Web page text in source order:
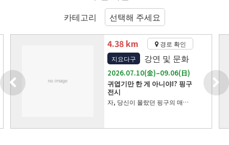
카테고리
4.38 km
경로 확인
지요다구
강연 및 문화
2026.07.10(金)–09.06(日)
귀엽기만 한 게 아니야!? 핑구
전시
자, 당신이 몰랐던 핑구의 매력을 만나러 가요! YURAKUCHO MUSEUM에서 ‘귀엽기만 한 게 아니라고!? 핑구전’이 개최됩니다. 전 세계가 사랑하는 클레이 애니메이션 ‘핑구’의 매력을 소중한 자료와 체험형 전시를 통해 즐길 수 있는 전시입니다. ‘핑구’는 스위스의 영화감독 Otmar Gutmann가 1980년에 클레이 애니메이션으로 탄생시킨 작품입니다. 펭귄 소년 핑구와 친구들이 펼치는 따뜻하고 유머러스한 이야기는 전 세계에서 사랑받아 왔습니다. 이번 전시는 “놀이공원”을 주제로, 실제 애니메이션 제작에 사용된 소중한 클레이 모델과 초기 스튜디오 기록, 콘티 등 제작 자료를 선보입니다. 핑구의 풍부한 표정, 클레이 특유의 독특한 움직임과 형태, 신기하게 마음이 전해지는 “핑구어” 등, 지금까지 알지 못했던 핑구의 매력을 보고, 만지고, 체험하며 즐길 수 있습니다. 전시는 2026년 7월 10일(금)부터 9월 6일(일)까지. 장소는 도쿄 유라쿠초의 YURAKUCHO MUSEUM입니다. 기간 중에는 휴관 없이 운영하며, 일반 관람 시간은 10:00–18:00, 최종 입장은 17:30입니다. 토·일·공휴일과 7월 10일(금), 8월 10일(월)~14일(금)에는 20:00까지 개관하며, 최종 입장은 19:30입니다. 전시 하이라이트 소중한 클레이 모델과 제작 자료 전시 실제 애니메이션 제작에 사용된 클레이 모델을 비롯해 초기 스튜디오 기록과 콘티 등 귀중한 제작 자료를 전시합니다. 스톱모션 애니메이션만의 섬세한 수작업과 핑구의 세계가 탄생하기까지의 과정을 가까이에서 느낄 수 있습니다. ‘귀엽기만 한 게 아니라고!?’ 핑구의 다채로운 매력 체험 이번 전시는 놀이와 체험을 즐길 수 있는 체험형 전시도 풍성하게 마련했습니다. 희로애락이 전해지는 풍부한 표정, 클레이 애니메이션 특유의 독특한 움직임, 신기하게 감정이 전해지는 “핑구어” 등, 체험을 통해 핑구의 깊은 매력을 맛볼 수 있습니다. 미니어처 사진가·‘미타테’ 작가 다나카 타츠야와의 컬래버레이션 이번 전시는 미니어처 사진가이자 ‘미타테’ 작가인 다나카 타츠야와의 협업도 진행됩니다. 그동안 SNS에서 공개된 핑구 작품 3점을 처음으로 전시하며, 본 전시를 위해 제작되는 신작도 현장에서 선보일 예정입니다. 유쾌한 놀이 감성의 미니어처 표현을 통해 핑구의 새로운 세계를 즐길 수 있습니다. “놀이공원”을 테마로 한 즐거운 전시 공간 전시의 테마는 “놀이공원”입니다. 아이부터 어른까지 모두 즐길 수 있는 분위기 속에서, 핑구의 히스토리와 등장 캐릭터, 작품의 원점을 만나볼 수 있습니다. 향수를 느끼는 분께도, 처음 핑구를 만나는 분께도 추천합니다. 핑구란? ‘핑구’는 스위스에서 탄생한 스톱모션 애니메이션입니다. 1980년에 원형이 되는 테스트 필름이 제작된 이후, 2025년에 45주년을 맞이했습니다. 1990년 이후 TV 시리즈는 전 세계 155개 이상 국가와 지역에서 방영되었으며, 따뜻하고 유머러스한 이야기로 전 세계의 사랑을 받고 있습니다. 이런 분께 추천 핑구를 좋아하는 분, 부모와 아이가 함께 즐길 수 있는 전시를 찾는 분, 클레이 애니메이션이나 캐릭터 전시에 관심 있는 분께 추천합니다. 귀여움에 그치지 않고 표정과 움직임, 제작 비하인드까지 즐길 수 있는 전시입니다. ※전시 기간 중 무휴. ※최종 입장은 폐관 30분 전입니다. ※주말 및 공휴일, 7월 10일(금), 8월 10일(월)~14일(금)에는 20:00까지 개관합니다. ※티켓 요금·판매 정보는 공식 웹사이트를 확인해 주세요. ※전시 내용·개관 시간 등은 변경될 수 있습니다. 최신 정보는 공식 웹사이트를 확인해 주세요. ©2026 JOKER.